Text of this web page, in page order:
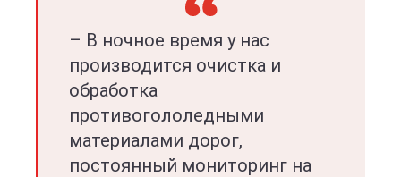
– В ночное время у нас
производится очистка и
обработка
противогололедными
материалами дорог,
постоянный мониторинг на